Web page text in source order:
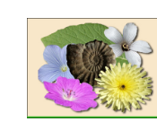
contenu